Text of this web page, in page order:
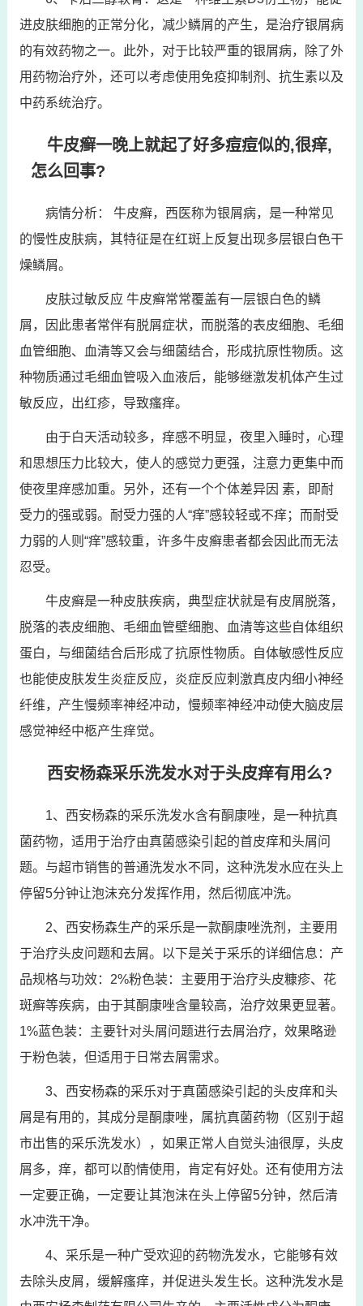
进皮肤细胞的正常分化，减少鳞屑的产生，是治疗银屑病
的有效药物之一。此外，对于比较严重的银屑病，除了外
用药物治疗外，还可以考虑使用免疫抑制剂、抗生素以及
中药系统治疗。
牛皮癣一晚上就起了好多痘痘似的,很痒,
怎么回事?
病情分析： 牛皮癣，西医称为银屑病，是一种常见
的慢性皮肤病，其特征是在红斑上反复出现多层银白色干
燥鳞屑。
皮肤过敏反应 牛皮癣常常覆盖有一层银白色的鳞
屑，因此患者常伴有脱屑症状，而脱落的表皮细胞、毛细
血管细胞、血清等又会与细菌结合，形成抗原性物质。这
种物质通过毛细血管吸入血液后，能够继激发机体产生过
敏反应，出红疹，导致瘙痒。
由于白天活动较多，痒感不明显，夜里入睡时，心理
和思想压力比较大，使人的感觉力更强，注意力更集中而
使夜里痒感加重。另外，还有一个个体差异因 素，即耐
受力的强或弱。耐受力强的人“痒”感较轻或不痒；而耐受
力弱的人则“痒”感较重，许多牛皮癣患者都会因此而无法
忍受。
牛皮癣是一种皮肤疾病，典型症状就是有皮屑脱落，
脱落的表皮细胞、毛细血管壁细胞、血清等这些自体组织
蛋白，与细菌结合后形成了抗原性物质。自体敏感性反应
也能使皮肤发生炎症反应，炎症反应刺激真皮内细小神经
纤维，产生慢频率神经冲动，慢频率神经冲动使大脑皮层
感觉神经中柩产生痒觉。
西安杨森采乐洗发水对于头皮痒有用么?
1、西安杨森的采乐洗发水含有酮康唑，是一种抗真
菌药物，适用于治疗由真菌感染引起的首皮痒和头屑问
题。与超市销售的普通洗发水不同，这种洗发水应在头上
停留5分钟让泡沫充分发挥作用，然后彻底冲洗。
2、西安杨森生产的采乐是一款酮康唑洗剂，主要用
于治疗头皮问题和去屑。以下是关于采乐的详细信息：产
品规格与功效：2%粉色装：主要用于治疗头皮糠疹、花
斑癣等疾病，由于其酮康唑含量较高，治疗效果更显著。
1%蓝色装：主要针对头屑问题进行去屑治疗，效果略逊
于粉色装，但适用于日常去屑需求。
3、西安杨森的采乐对于真菌感染引起的头皮痒和头
屑是有用的，其成分是酮康唑，属抗真菌药物（区别于超
市出售的采乐洗发水），如果正常人自觉头油很厚，头皮
屑多，痒，都可以酌情使用，肯定有好处。还有使用方法
一定要正确，一定要让其泡沫在头上停留5分钟，然后清
水冲洗干净。
4、采乐是一种广受欢迎的药物洗发水，它能够有效
去除头皮屑，缓解瘙痒，并促进头发生长。这种洗发水是